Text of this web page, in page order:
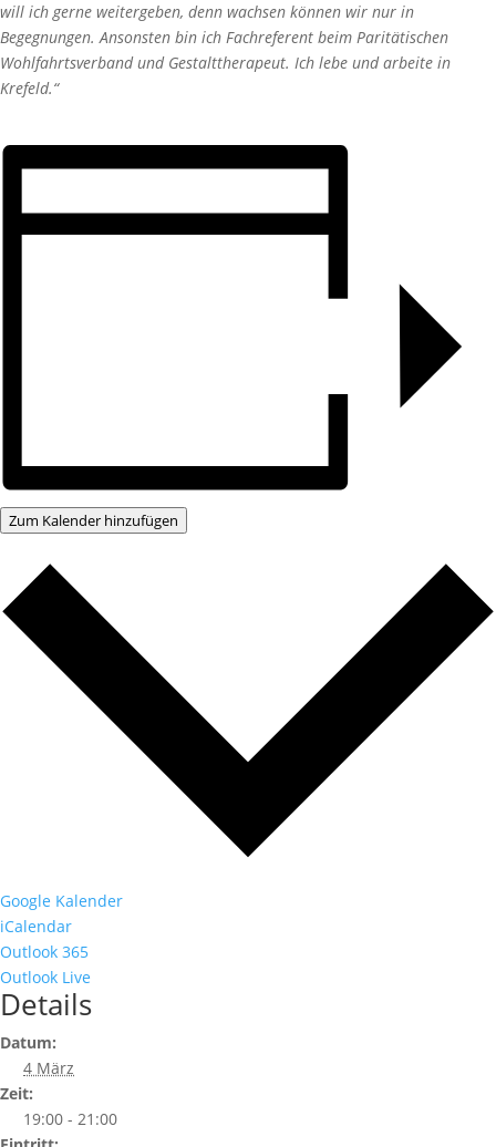
will ich gerne weitergeben, denn wachsen können wir nur in
Begegnungen. Ansonsten bin ich Fachreferent beim Paritätischen
Wohlfahrtsverband und Gestalttherapeut. Ich lebe und arbeite in
Krefeld.“
Zum Kalender hinzufügen
Google Kalender
iCalendar
Outlook 365
Outlook Live
Details
Datum:
4 März
Zeit:
19:00 - 21:00